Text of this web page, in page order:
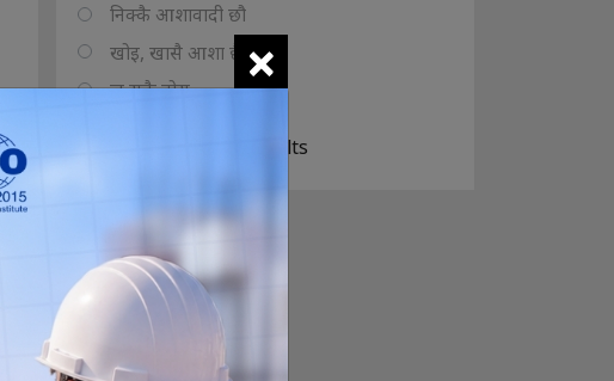
निक्कै आशावादी छौ
खोइ, खासै आशा छैन
ज सुकै होस्
View Results
×